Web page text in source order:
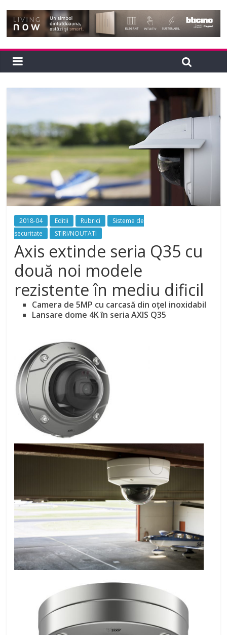
2018-04 Editii Rubrici
Sisteme de
securitate
STIRI/NOUTATI
Axis extinde seria Q35 cu
două noi modele
rezistente în mediu dificil
Camera de 5MP cu carcasă din oţel inoxidabil
Lansare dome 4K în seria AXIS Q35